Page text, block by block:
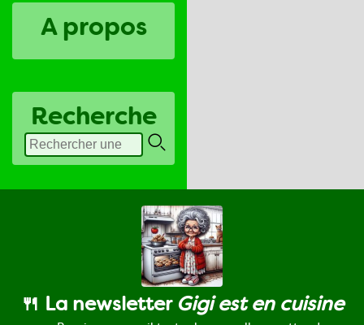
A propos
Recherche
🍴 La newsletter Gigi est en cuisine